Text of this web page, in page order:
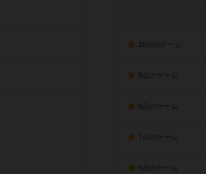
7点のゲーム